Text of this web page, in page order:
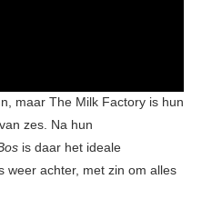
maar The Milk Factory is hun
zes. Na hun
is daar het ideale
weer achter, met zin om alles